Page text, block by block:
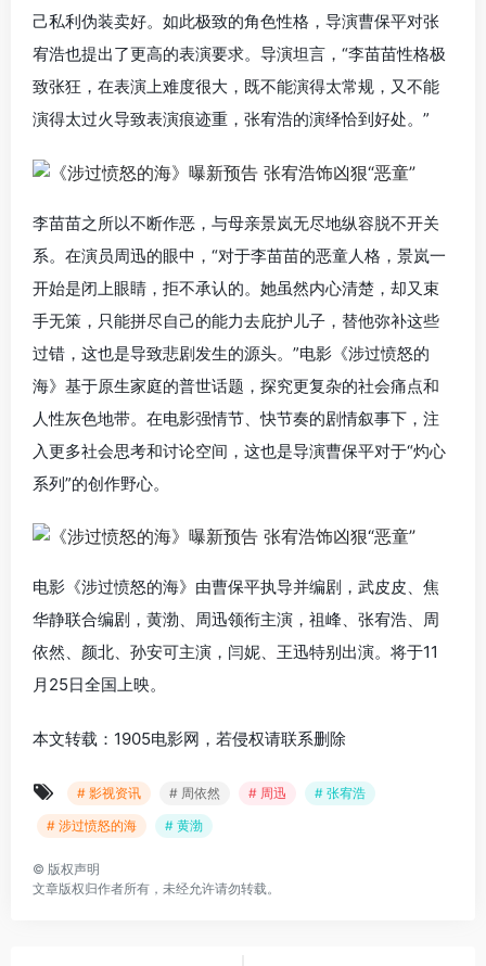
己私利伪装卖好。如此极致的角色性格，导演曹保平对张
宥浩也提出了更高的表演要求。导演坦言，“李苗苗性格极
致张狂，在表演上难度很大，既不能演得太常规，又不能
演得太过火导致表演痕迹重，张宥浩的演绎恰到好处。”
李苗苗之所以不断作恶，与母亲景岚无尽地纵容脱不开关
系。在演员周迅的眼中，“对于李苗苗的恶童人格，景岚一
开始是闭上眼睛，拒不承认的。她虽然内心清楚，却又束
手无策，只能拼尽自己的能力去庇护儿子，替他弥补这些
过错，这也是导致悲剧发生的源头。”电影《涉过愤怒的
海》基于原生家庭的普世话题，探究更复杂的社会痛点和
人性灰色地带。在电影强情节、快节奏的剧情叙事下，注
入更多社会思考和讨论空间，这也是导演曹保平对于“灼心
系列”的创作野心。
电影《涉过愤怒的海》由曹保平执导并编剧，武皮皮、焦
华静联合编剧，黄渤、周迅领衔主演，祖峰、张宥浩、周
依然、颜北、孙安可主演，闫妮、王迅特别出演。将于11
月25日全国上映。
本文转载：1905电影网，若侵权请联系删除
# 影视资讯 # 周依然 # 周迅
# 张宥浩
# 涉过愤怒的海
# 黄渤
© 版权声明
文章版权归作者所有，未经允许请勿转载。